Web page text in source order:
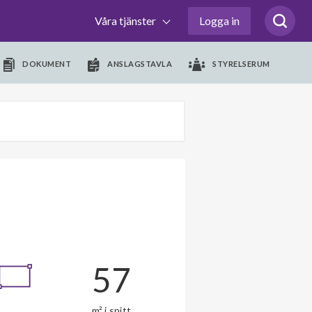
Våra tjänster Logga in
DOKUMENT ANSLAGSTAVLA STYRELSERUM
57